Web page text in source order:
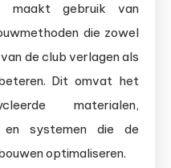
maakt gebruik van
die zowel
de club verlagen als
Dit omvat het
materialen,
en systemen die de
optimaliseren.